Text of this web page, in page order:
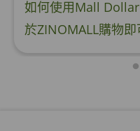
如何使用Mall Dollar